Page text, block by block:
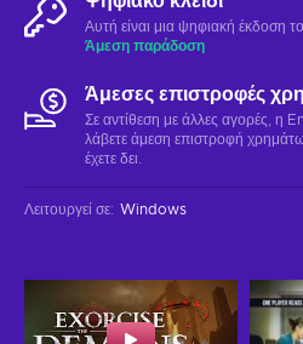
Αυτή είναι μια ψηφιακή έκδοση
Άμεση παράδοση
Άμεσες επιστροφές
Σε αντίθεση με άλλες αγορές, η
λάβετε άμεση επιστροφή
έχετε δει.
Λειτουργεί σε: Windows